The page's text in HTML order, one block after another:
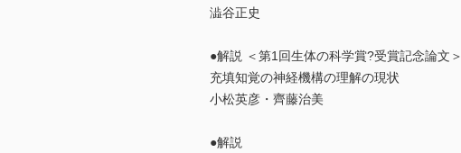
澁谷正史
●解説 ＜第1回生体の科学賞?受賞記念論文＞
充填知覚の神経機構の理解の現状
小松英彦・齊藤治美
●解説